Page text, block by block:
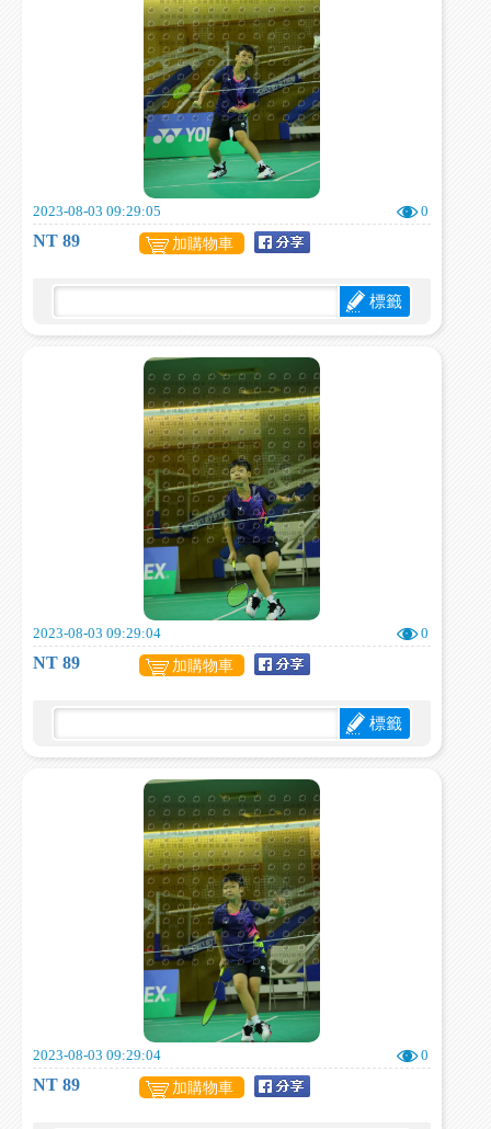
2023-08-03 09:29:05 0
NT 89 加購物車
標籤
2023-08-03 09:29:04 0
NT 89 加購物車
標籤
2023-08-03 09:29:04 0
NT 89 加購物車